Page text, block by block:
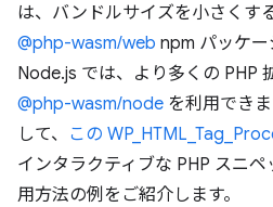
は、バンドルサイズを小さくす
@php-wasm/web npm パッケー
Node.js では、より多くの PHP
@php-wasm/node を利用でき
して、 この
インタラクティブな PHP スニ
用方法の例をご紹介します。